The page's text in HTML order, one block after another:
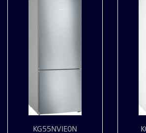
KG55NVIE0N